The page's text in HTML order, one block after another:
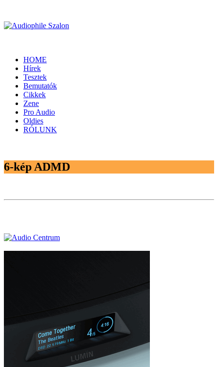
HOME
Hírek
Tesztek
Bemutatók
Cikkek
Zene
Pro Audio
Oldies
RÓLUNK
6-kép ADMD